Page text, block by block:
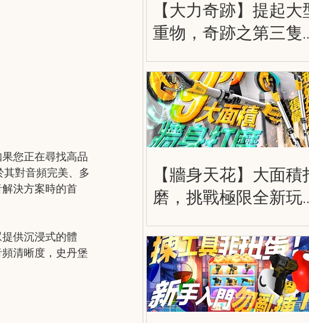
您正在尋找高品
其對音頻完美、多
決方案時的首
供沉浸式的體
清晰度，史丹堡
【大力奇跡】提起大
重物，奇跡之第三隻
手！DWHT83550 得
大力出奇積 工業起
【牆身天花】大面積
磨，挑戰極限全新玩
法，得偉 20V 飛砂
棒 DCE800B